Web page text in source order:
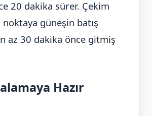
20 dakika sürer. Çekim
noktaya güneşin batış
az 30 dakika önce gitmiş
Hazır